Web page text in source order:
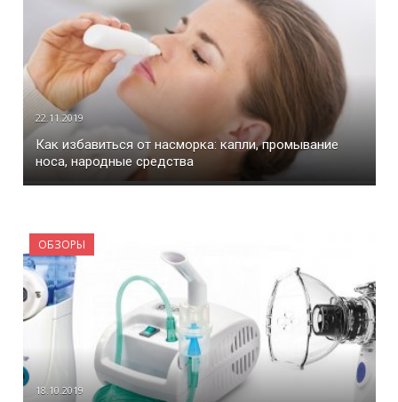
22.11.2019
Как избавиться от насморка: капли, промывание
носа, народные средства
ОБЗОРЫ
18.10.2019